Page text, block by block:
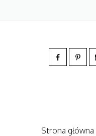
Strona główna